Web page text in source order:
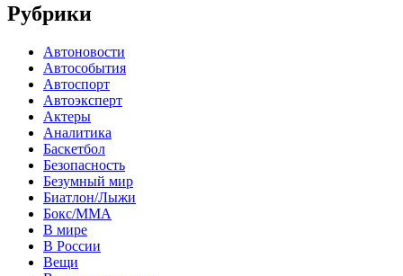
Рубрики
Автоновости
Автособытия
Автоспорт
Автоэксперт
Актеры
Аналитика
Баскетбол
Безопасность
Безумный мир
Биатлон/Лыжи
Бокс/MMA
В мире
В России
Вещи